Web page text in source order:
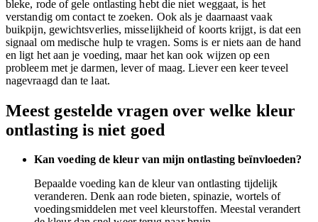
bleke, rode of gele ontlasting hebt die niet weggaat, is het
verstandig om contact te zoeken. Ook als je daarnaast vaak
buikpijn, gewichtsverlies, misselijkheid of koorts krijgt, is dat een
signaal om medische hulp te vragen. Soms is er niets aan de hand
en ligt het aan je voeding, maar het kan ook wijzen op een
probleem met je darmen, lever of maag. Liever een keer teveel
nagevraagd dan te laat.
Meest gestelde vragen over welke kleur
ontlasting is niet goed
Kan voeding de kleur van mijn ontlasting beïnvloeden?
Bepaalde voeding kan de kleur van ontlasting tijdelijk
veranderen. Denk aan rode bieten, spinazie, wortels of
voedingsmiddelen met veel kleurstoffen. Meestal verandert